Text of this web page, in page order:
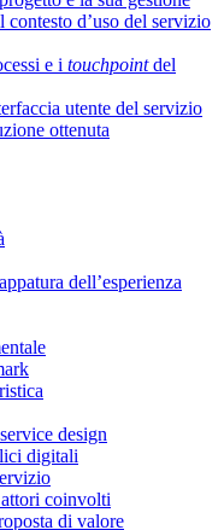
d’uso del servizio
e i touchpointdel
utente del servizio
ottenuta
dell’esperienza
design
digitali
coinvolti
di valore